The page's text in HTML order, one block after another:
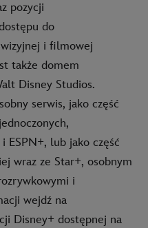
pozycji
do
i filmowej
także domem
Disney Studios.
serwis, jako część
ESPN+, lub jako część
wraz ze Star+, osobnym
i
wejdź na
Disney+ dostępnej na